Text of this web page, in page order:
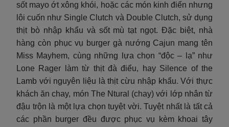
sốt mayo ớt xông khói, hoặc các món kinh điển nhưng
lôi cuốn như Single Clutch và Double Clutch, sử dụng
thịt bò nhập khẩu và sốt mù tạt ngọt. Đặc biệt, nhà
hàng còn phục vụ burger gà nướng Cajun mang tên
Miss Mayhem, cùng những lựa chọn “độc – lạ” như
Lone Rager làm từ thịt đà điểu, hay Silence of the
Lamb với nguyên liệu là thịt cừu nhập khẩu. Với thực
khách ăn chay, món The Ntural (chay) với lớp nhân từ
đậu trộn là một lựa chọn tuyệt vời. Tuyệt nhất là tất cả
các phần burger đều được phục vụ kèm khoai tây